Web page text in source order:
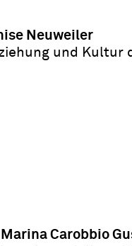
Neuweiler
und Kultur
Carobbio